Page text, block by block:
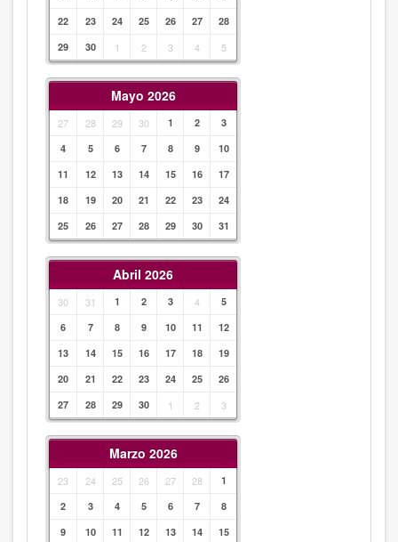
22
23 24 25 26 27
28
29
30 1 2 3 4 5
Mayo 2026
27 28 29 30 1 2
3
4
5 6 7 8 9
10
11
12 13 14 15 16
17
18
19 20 21 22 23
24
25
26 27 28 29 30 31
Abril 2026
30 31 1 2 3 4
5
6
7 8 9 10 11
12
13
14 15 16 17 18
19
20
21 22 23 24 25
26
27
28 29 30 1 2 3
Marzo 2026
23 24 25 26 27 28
1
2
3 4 5 6 7
8
9
10 11 12 13 14
15